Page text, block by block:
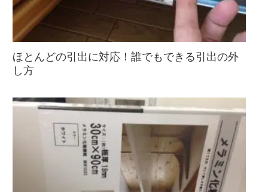
ほとんどの引出に対応！誰でもできる引出の外
し方